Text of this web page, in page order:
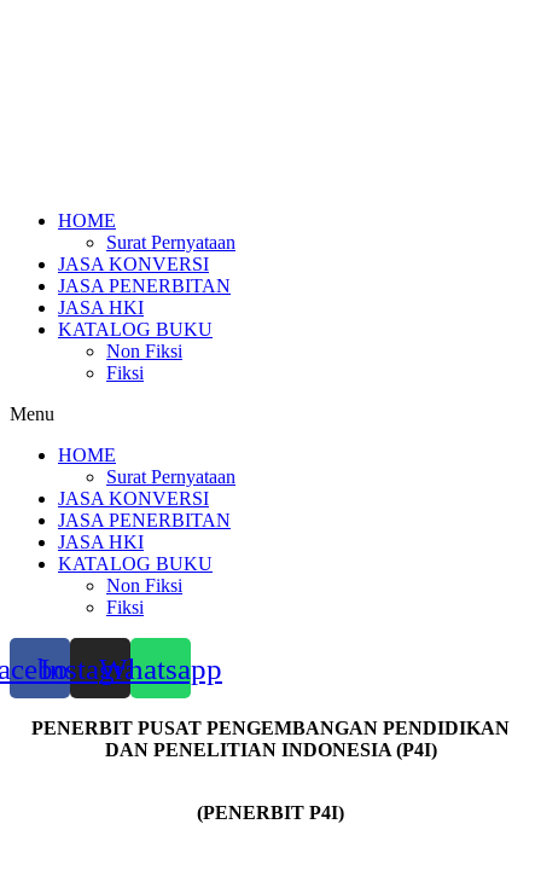
HOME
Surat Pernyataan
JASA KONVERSI
JASA PENERBITAN
JASA HKI
KATALOG BUKU
Non Fiksi
Fiksi
Menu
HOME
Surat Pernyataan
JASA KONVERSI
JASA PENERBITAN
JASA HKI
KATALOG BUKU
Non Fiksi
Fiksi
InstagramWhatsapp
PENERBIT PUSAT PENGEMBANGAN PENDIDIKAN
DAN PENELITIAN INDONESIA (P4I)
(PENERBIT P4I)